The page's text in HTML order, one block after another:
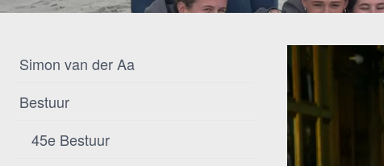
Simon van der Aa
Bestuur
45e Bestuur